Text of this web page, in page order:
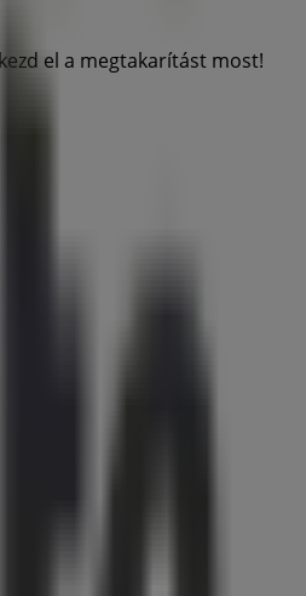
el a megtakarítást most!